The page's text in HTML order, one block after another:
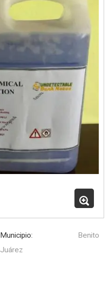
Municipio:
Benito
Juárez